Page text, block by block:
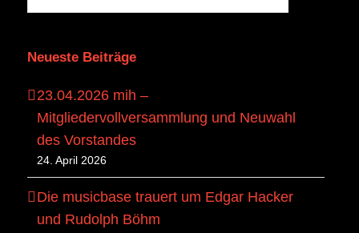
nach:
Neueste Beiträge
23.04.2026 mih –
Mitgliedervollversammlung und Neuwahl
des Vorstandes
24. April 2026
Die musicbase trauert um Edgar Hacker
und Rudolph Böhm